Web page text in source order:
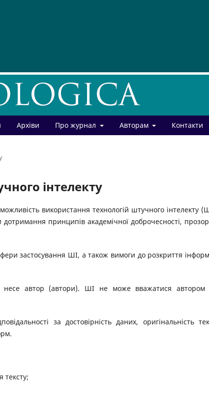
Архіви Про журнал Авторам Контакти
інтелекту
використання технологій штучного інтелекту
дотримання принципів академічної доброчесності,
застосування ШІ, а також вимоги до розкриття
несе автор (автори). ШІ не може вважатися автором
за достовірність даних, оригінальність
тексту;